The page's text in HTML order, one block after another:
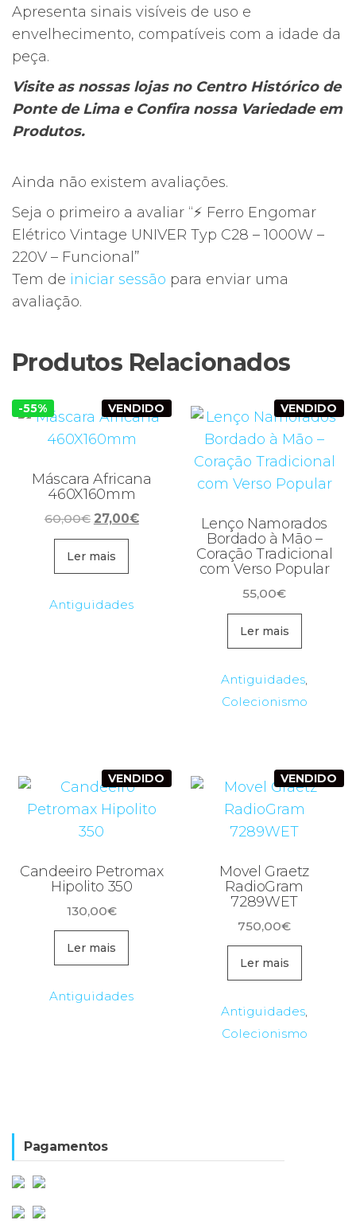
Apresenta sinais visíveis de uso e
envelhecimento, compatíveis com a idade da
peça.
Visite as nossas lojas no Centro Histórico de
Ponte de Lima e Confira nossa Variedade em
Produtos.
Ainda não existem avaliações.
Seja o primeiro a avaliar “⚡ Ferro Engomar
Elétrico Vintage UNIVER Typ C28 – 1000W –
220V – Funcional”
Tem de iniciar sessão para enviar uma
avaliação.
Produtos Relacionados
-55% VENDIDO
Máscara Africana
460X160mm
60,00€ O
preço
original
era:
27,00€O
Ler mais
Antiguidades
VENDIDO
Lenço Namorados
Bordado à Mão –
Coração Tradicional
com Verso Popular
55,00€
Ler mais
Antiguidades,
Colecionismo
VENDIDO
Candeeiro Petromax
Hipolito 350
130,00€
Ler mais
Antiguidades
VENDIDO
Movel Graetz
RadioGram
7289WET
750,00€
Ler mais
Antiguidades,
Colecionismo
Pagamentos